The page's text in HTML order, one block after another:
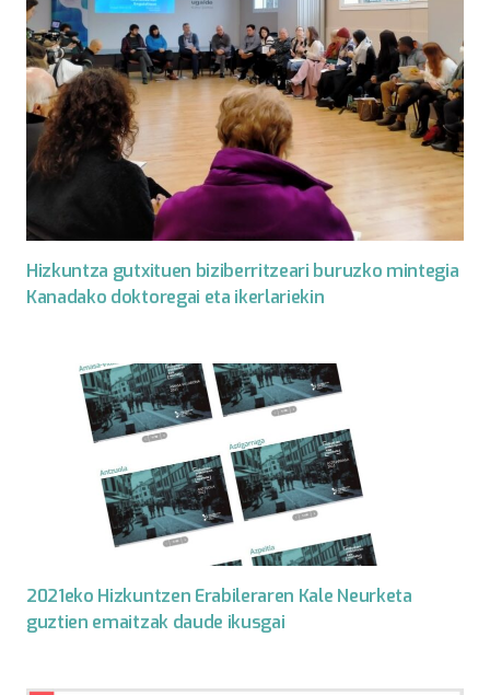
Hizkuntza gutxituen biziberritzeari buruzko mintegia
Kanadako doktoregai eta ikerlariekin
2021eko Hizkuntzen Erabileraren Kale Neurketa
guztien emaitzak daude ikusgai